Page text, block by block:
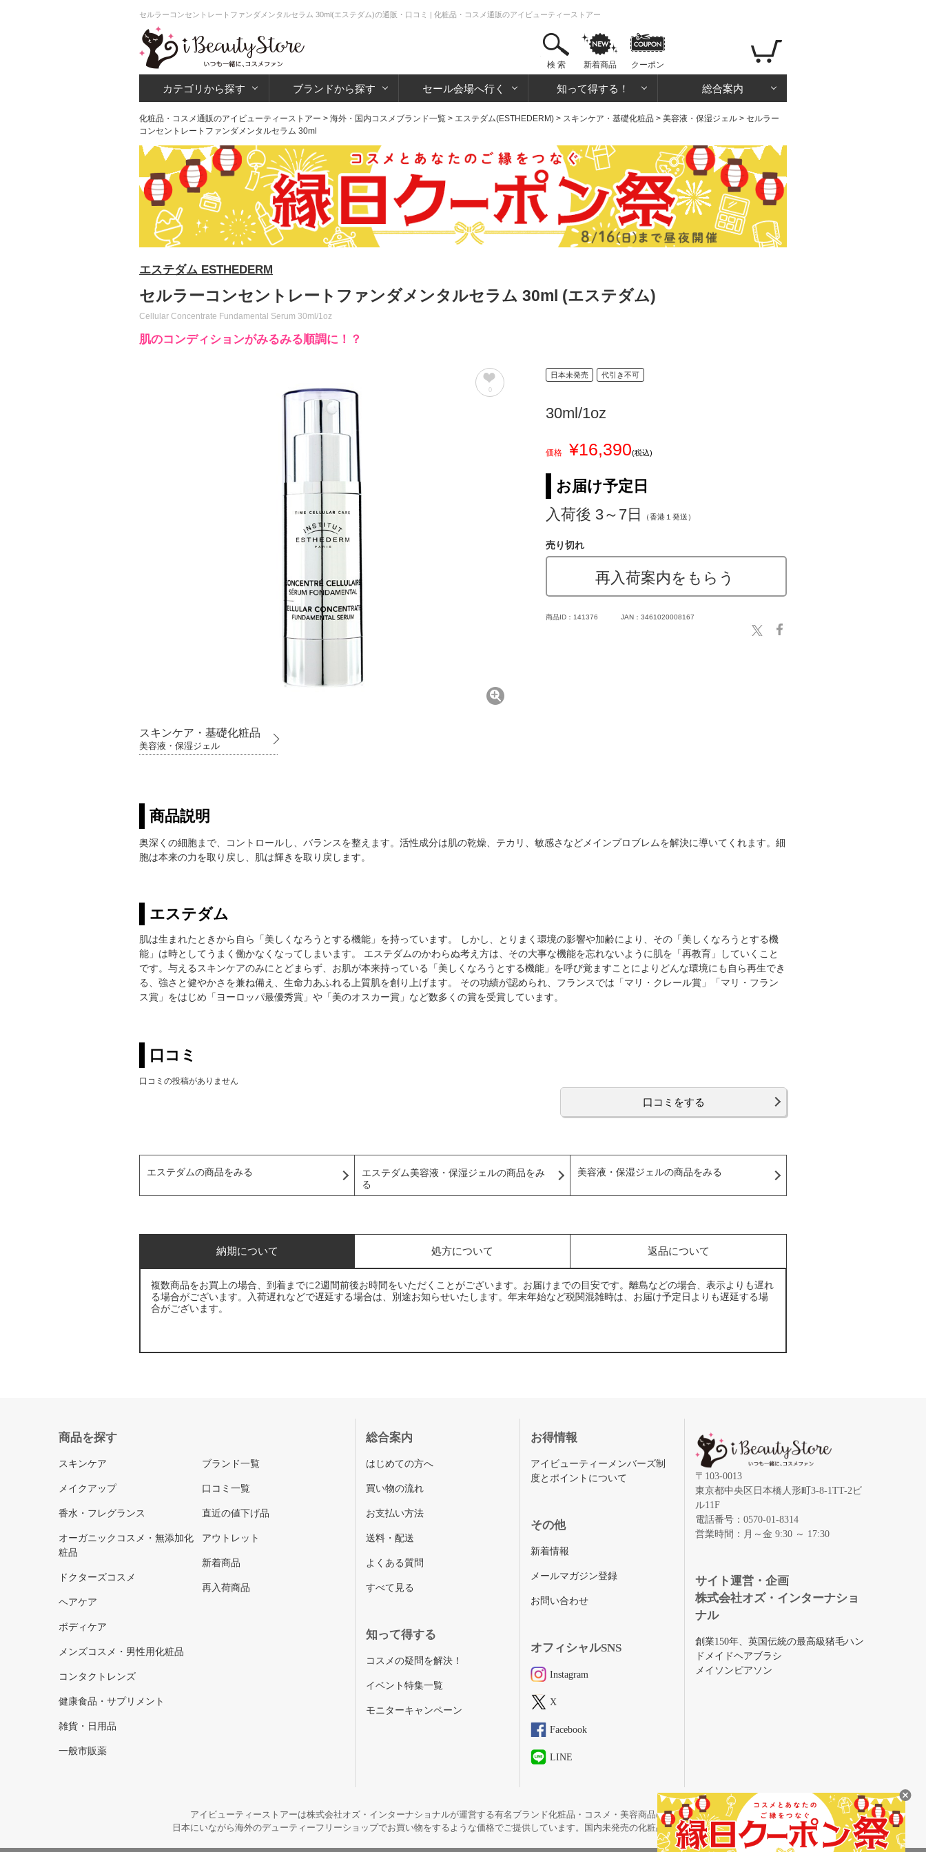
セルラーコンセントレートファンダメンタルセラム 30ml(エステダム)の通販・口コミ | 化粧品・コスメ通販のアイビューティーストアー
検 索 新着商品 クーポン
カテゴリから探す ブランドから探す セール会場へ行く 知って得する！ 総合案内
化粧品・コスメ通販のアイビューティーストアー > 海外・国内コスメブランド一覧 > エステダム(ESTHEDERM) > スキンケア・基礎化粧品 > 美容液・保湿ジェル > セルラー
コンセントレートファンダメンタルセラム 30ml
エステダム ESTHEDERM
セルラーコンセントレートファンダメンタルセラム 30ml (エステダム)
Cellular Concentrate Fundamental Serum 30ml/1oz
肌のコンディションがみるみる順調に！？
0
スキンケア・基礎化粧品
美容液・保湿ジェル
日本未発売 代引き不可
30ml/1oz
価格 ¥16,390(税込)
お届け予定日
入荷後 3～7日
（香港１発送）
売り切れ
再入荷案内をもらう
商品ID：141376 JAN：3461020008167
商品説明
奥深くの細胞まで、コントロールし、バランスを整えます。活性成分は肌の乾燥、テカリ、敏感さなどメインプロブレムを解決に導いてくれます。細
胞は本来の力を取り戻し、肌は輝きを取り戻します。
エステダム
肌は生まれたときから自ら「美しくなろうとする機能」を持っています。 しかし、とりまく環境の影響や加齢により、その「美しくなろうとする機
能」は時としてうまく働かなくなってしまいます。 エステダムのかわらぬ考え方は、その大事な機能を忘れないように肌を「再教育」していくこと
です。与えるスキンケアのみにとどまらず、お肌が本来持っている「美しくなろうとする機能」を呼び覚ますことによりどんな環境にも自ら再生でき
る、強さと健やかさを兼ね備え、生命力あふれる上質肌を創り上げます。 その功績が認められ、フランスでは「マリ・クレール賞」「マリ・フラン
ス賞」をはじめ「ヨーロッパ最優秀賞」や「美のオスカー賞」など数多くの賞を受賞しています。
口コミ
口コミの投稿がありません
口コミをする
エステダムの商品をみる
エステダム美容液・保湿ジェルの商品をみ
る
美容液・保湿ジェルの商品をみる
納期について 処方について 返品について
複数商品をお買上の場合、到着までに2週間前後お時間をいただくことがございます。お届けまでの目安です。離島などの場合、表示よりも遅れ
る場合がございます。入荷遅れなどで遅延する場合は、別途お知らせいたします。年末年始など税関混雑時は、お届け予定日よりも遅延する場
合がございます。
商品を探す
スキンケア
メイクアップ
香水・フレグランス
オーガニックコスメ・無添加化
粧品
ドクターズコスメ
ヘアケア
ボディケア
メンズコスメ・男性用化粧品
コンタクトレンズ
健康食品・サプリメント
雑貨・日用品
一般市販薬
ブランド一覧
口コミ一覧
直近の値下げ品
アウトレット
新着商品
再入荷商品
総合案内
はじめての方へ
買い物の流れ
お支払い方法
送料・配送
よくある質問
すべて見る
知って得する
コスメの疑問を解決！
イベント特集一覧
モニターキャンペーン
お得情報
アイビューティーメンバーズ制
度とポイントについて
その他
新着情報
メールマガジン登録
お問い合わせ
オフィシャルSNS
Instagram
X
Facebook
LINE
〒103-0013
東京都中央区日本橋人形町3-8-1TT-2ビ
ル11F
電話番号：0570-01-8314
営業時間：月～金 9:30 ～ 17:30
サイト運営・企画
株式会社オズ・インターナショ
ナル
創業150年、英国伝統の最高級猪毛ハン
ドメイドヘアブラシ
メイソンピアソン
アイビューティーストアーは株式会社オズ・インターナショナルが運営する有名ブランド化粧品・コスメ・美容商品の通販サイトです。
日本にいながら海外のデューティーフリーショップでお買い物をするような価格でご提供しています。国内未発売の化粧品も取り揃えています。